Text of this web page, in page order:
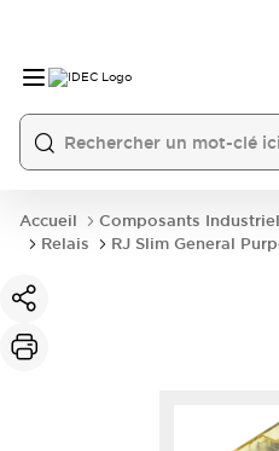
Accueil Composants
Relais
RJ Slim General